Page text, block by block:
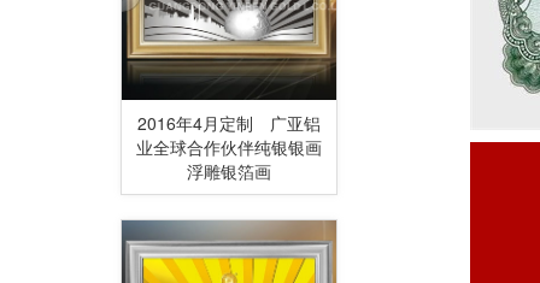
2016年4月定制 广亚铝
业全球合作伙伴纯银银画
浮雕银箔画